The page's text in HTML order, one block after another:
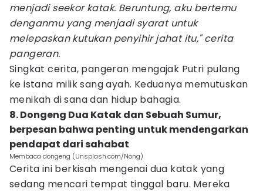
menjadi seekor katak. Beruntung, aku bertemu
denganmu yang menjadi syarat untuk
melepaskan kutukan penyihir jahat itu," cerita
pangeran.
Singkat cerita, pangeran mengajak Putri pulang
ke istana milik sang ayah. Keduanya memutuskan
menikah di sana dan hidup bahagia.
8. Dongeng Dua Katak dan Sebuah Sumur,
berpesan bahwa penting untuk mendengarkan
pendapat dari sahabat
Membaca dongeng (Unsplash.com/Nong)
Cerita ini berkisah mengenai dua katak yang
sedang mencari tempat tinggal baru. Mereka